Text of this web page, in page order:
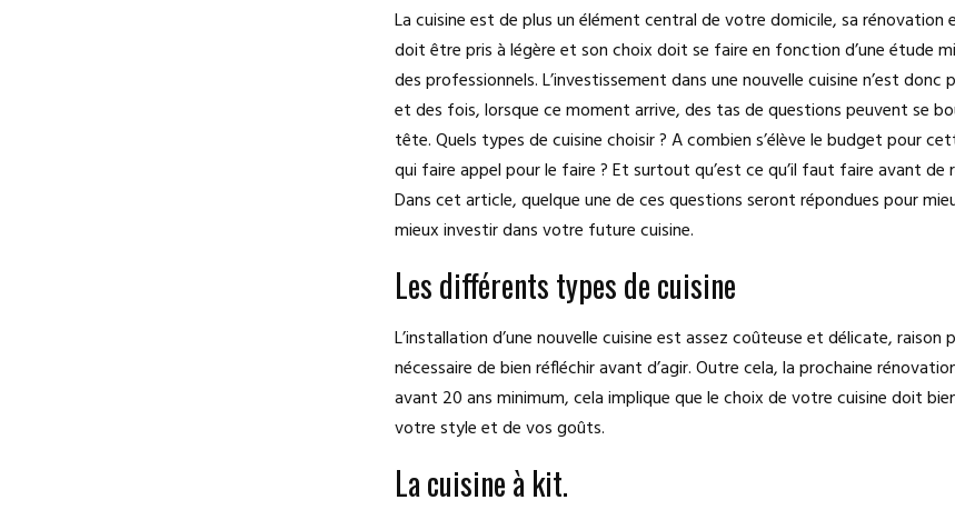
La cuisine est de plus un élément central de votre domicile, sa rénovation
doit être pris à légère et son choix doit se faire en fonction d’une étude
des professionnels. L’investissement dans une nouvelle cuisine n’est donc
et des fois, lorsque ce moment arrive, des tas de questions peuvent se
tête. Quels types de cuisine choisir ? A combien s’élève le budget pour
qui faire appel pour le faire ? Et surtout qu’est ce qu’il faut faire avant de
Dans cet article, quelque une de ces questions seront répondues pour
mieux investir dans votre future cuisine.
Les différents types de cuisine
L’installation d’une nouvelle cuisine est assez coûteuse et délicate, raison
nécessaire de bien réfléchir avant d’agir. Outre cela, la prochaine
avant 20 ans minimum, cela implique que le choix de votre cuisine doit
votre style et de vos goûts.
La cuisine à kit.